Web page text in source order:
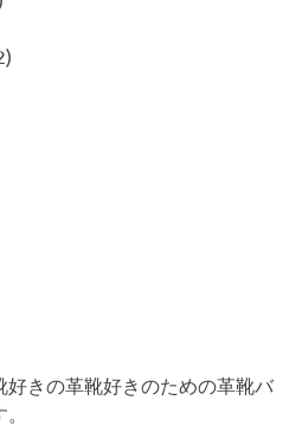
好きの革靴好きのための革靴バ